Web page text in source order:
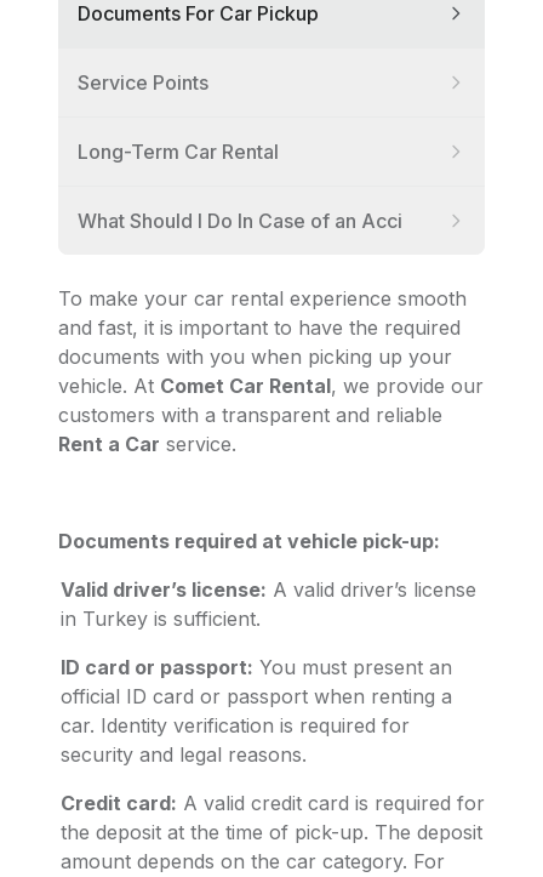
Documents For Car Pickup
Service Points
Long-Term Car Rental
What Should I Do In Case of an Acci
To make your car rental experience smooth
and fast, it is important to have the required
documents with you when picking up your
vehicle. At Comet Car Rental, we provide our
customers with a transparent and reliable
Rent a Car service.
Documents required at vehicle pick-up:
Valid driver’s license: A valid driver’s license
in Turkey is sufficient.
ID card or passport: You must present an
official ID card or passport when renting a
car. Identity verification is required for
security and legal reasons.
Credit card: A valid credit card is required for
the deposit at the time of pick-up. The deposit
amount depends on the car category. For